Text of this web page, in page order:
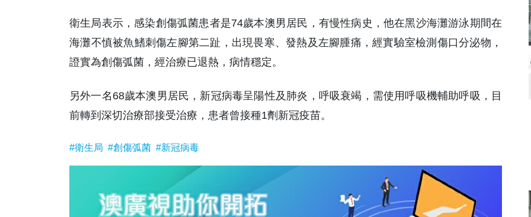
衛生局表示，感染創傷弧菌患者是74歲本澳男居民，有慢性病史，他在黑沙海灘游泳期間在
海灘不慎被魚鰭刺傷左腳第二趾，出現畏寒、發熱及左腳腫痛，經實驗室檢測傷口分泌物，
證實為創傷弧菌，經治療已退熱，病情穩定。
另外一名68歲本澳男居民，新冠病毒呈陽性及肺炎，呼吸衰竭，需使用呼吸機輔助呼吸，目
前轉到深切治療部接受治療，患者曾接種1劑新冠疫苗。
#衛生局 #創傷弧菌 #新冠病毒